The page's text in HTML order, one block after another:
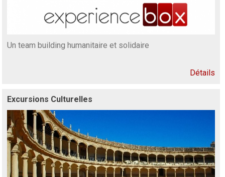
Un team building humanitaire et solidaire
Détails
Excursions Culturelles